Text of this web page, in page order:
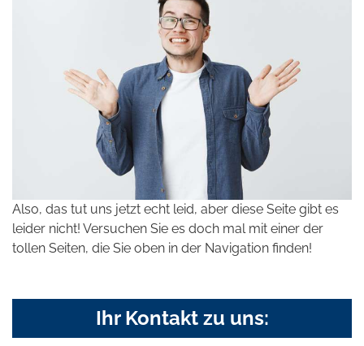
Also, das tut uns jetzt echt leid, aber diese Seite gibt es
leider nicht! Versuchen Sie es doch mal mit einer der
tollen Seiten, die Sie oben in der Navigation finden!
Ihr Kontakt zu uns: